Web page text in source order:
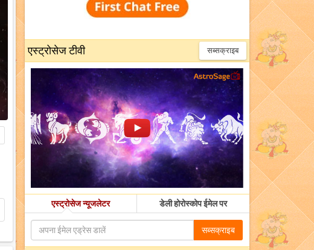
एस्ट्रोसेज टीवी सब्सक्राइब
एस्ट्रोसेज न्यूजलेटर डेली होरोस्कोप ईमेल पर
सब्सक्राइब